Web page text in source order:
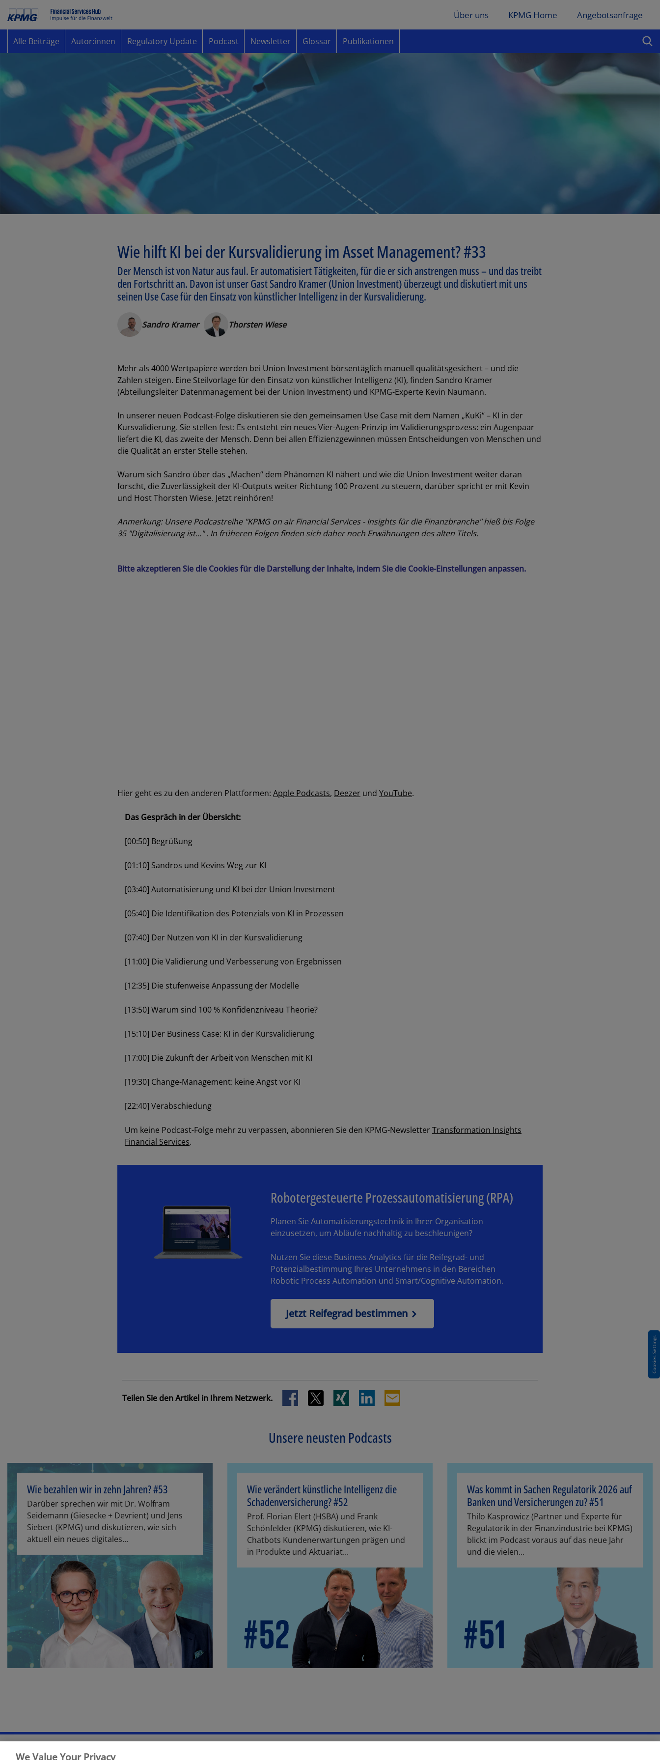
Cookies Settings
Über uns KPMG Home Angebotsanfrage
Alle Beiträge Autor:innen Regulatory Update Podcast Newsletter Glossar Publikationen
Wie hilft KI bei der Kursvalidierung im Asset Management? #33
Der Mensch ist von Natur aus faul. Er automatisiert Tätigkeiten, für die er sich anstrengen muss – und das treibt
den Fortschritt an. Davon ist unser Gast Sandro Kramer (Union Investment) überzeugt und diskutiert mit uns
seinen Use Case für den Einsatz von künstlicher Intelligenz in der Kursvalidierung.
Sandro Kramer Thorsten Wiese
Mehr als 4000 Wertpapiere werden bei Union Investment börsentäglich manuell qualitätsgesichert – und die
Zahlen steigen. Eine Steilvorlage für den Einsatz von künstlicher Intelligenz (KI), finden Sandro Kramer
(Abteilungsleiter Datenmanagement bei der Union Investment) und KPMG-Experte Kevin Naumann.
In unserer neuen Podcast-Folge diskutieren sie den gemeinsamen Use Case mit dem Namen „KuKi“ – KI in der
Kursvalidierung. Sie stellen fest: Es entsteht ein neues Vier-Augen-Prinzip im Validierungsprozess: ein Augenpaar
liefert die KI, das zweite der Mensch. Denn bei allen Effizienzgewinnen müssen Entscheidungen von Menschen und
die Qualität an erster Stelle stehen.
Warum sich Sandro über das „Machen“ dem Phänomen KI nähert und wie die Union Investment weiter daran
forscht, die Zuverlässigkeit der KI-Outputs weiter Richtung 100 Prozent zu steuern, darüber spricht er mit Kevin
und Host Thorsten Wiese. Jetzt reinhören!
Anmerkung: Unsere Podcastreihe "KPMG on air Financial Services - Insights für die Finanzbranche" hieß bis Folge
35 "Digitalisierung ist..." . In früheren Folgen finden sich daher noch Erwähnungen des alten Titels.
Bitte akzeptieren Sie die Cookies für die Darstellung der Inhalte, indem Sie die Cookie-Einstellungen anpassen.
Hier geht es zu den anderen Plattformen: Apple Podcasts, Deezer und YouTube.
Das Gespräch in der Übersicht:
[00:50] Begrüßung
[01:10] Sandros und Kevins Weg zur KI
[03:40] Automatisierung und KI bei der Union Investment
[05:40] Die Identifikation des Potenzials von KI in Prozessen
[07:40] Der Nutzen von KI in der Kursvalidierung
[11:00] Die Validierung und Verbesserung von Ergebnissen
[12:35] Die stufenweise Anpassung der Modelle
[13:50] Warum sind 100 % Konfidenzniveau Theorie?
[15:10] Der Business Case: KI in der Kursvalidierung
[17:00] Die Zukunft der Arbeit von Menschen mit KI
[19:30] Change-Management: keine Angst vor KI
[22:40] Verabschiedung
Um keine Podcast-Folge mehr zu verpassen, abonnieren Sie den KPMG-NewsletterTransformation Insights
Financial Services.
Robotergesteuerte Prozessautomatisierung (RPA)
Planen Sie Automatisierungstechnik in Ihrer Organisation
einzusetzen, um Abläufe nachhaltig zu beschleunigen?
Nutzen Sie diese Business Analytics für die Reifegrad- und
Potenzialbestimmung Ihres Unternehmens in den Bereichen
Robotic Process Automation und Smart/Cognitive Automation.
Jetzt Reifegrad bestimmen
Teilen Sie den Artikel in Ihrem Netzwerk.
Unsere neusten Podcasts
Wie bezahlen wir in zehn Jahren? #53
Darüber sprechen wir mit Dr. Wolfram
Seidemann (Giesecke + Devrient) und Jens
Siebert (KPMG) und diskutieren, wie sich
aktuell ein neues digitales...
Wie verändert künstliche Intelligenz die
Schadenversicherung? #52
Prof. Florian Elert (HSBA) und Frank
Schönfelder (KPMG) diskutieren, wie KI-
Chatbots Kundenerwartungen prägen und
in Produkte und Aktuariat...
Was kommt in Sachen Regulatorik 2026 auf
Banken und Versicherungen zu? #51
Thilo Kasprowicz (Partner und Experte für
Regulatorik in der Finanzindustrie bei KPMG)
blickt im Podcast voraus auf das neue Jahr
und die vielen...
SCHLIESSEN
We Value Your Privacy